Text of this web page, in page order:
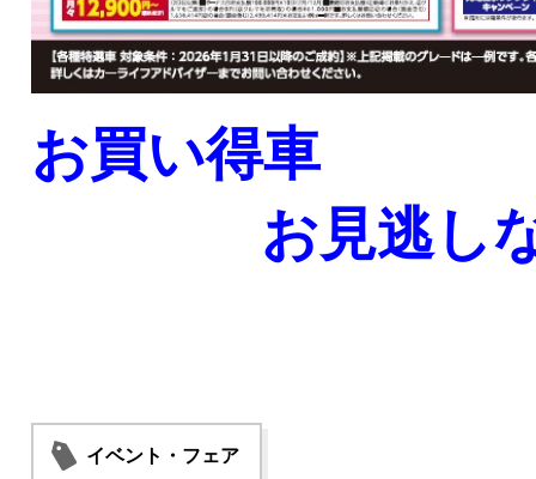
お買い得車
お見逃しな
イベント・フェア